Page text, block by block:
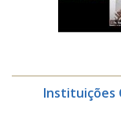
Instituições